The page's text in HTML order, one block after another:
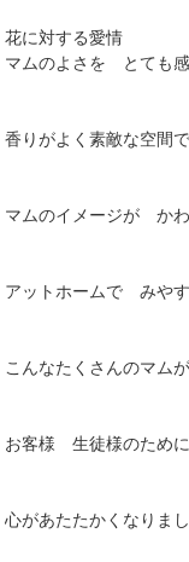
花に対する愛情
マムのよさを とても
香りがよく素敵な空間
マムのイメージが か
アットホームで みや
こんなたくさんのマム
お客様 生徒様のため
心があたたかくなりま